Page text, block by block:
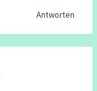
Antworten